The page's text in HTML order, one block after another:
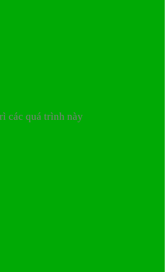
các quá trình này